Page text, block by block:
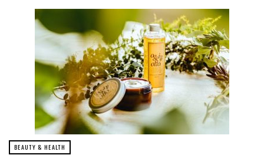
BEAUTY & HEALTH